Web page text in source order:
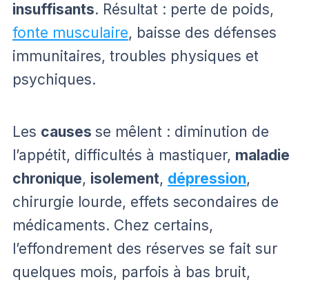
insuffisants. Résultat : perte de poids,
fonte musculaire, baisse des défenses
immunitaires, troubles physiques et
psychiques.
Les causes se mêlent : diminution de
l’appétit, difficultés à mastiquer, maladie
chronique, isolement, dépression,
chirurgie lourde, effets secondaires de
médicaments. Chez certains,
l’effondrement des réserves se fait sur
quelques mois, parfois à bas bruit,